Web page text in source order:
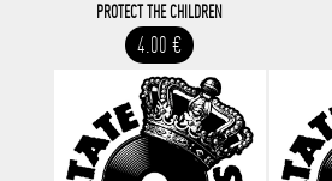
PROTECT THE CHILDREN
4.00 €